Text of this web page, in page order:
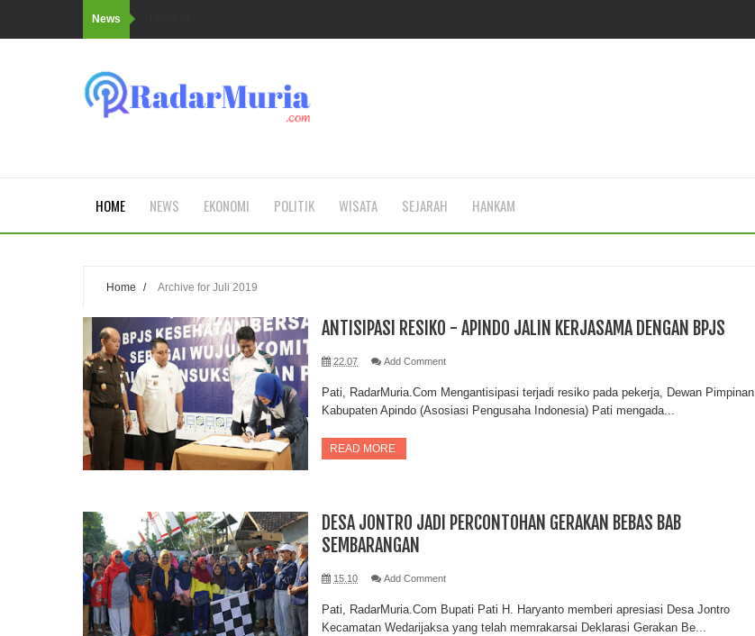
News
HOME NEWS EKONOMI POLITIK WISATA SEJARAH HANKAM
Home / Archive for Juli 2019
ANTISIPASI RESIKO - APINDO JALIN KERJASAMA DENGAN BPJS
22.07 Add Comment
Pati, RadarMuria.Com Mengantisipasi terjadi resiko pada pekerja, Dewan Pimpinan
Kabupaten Apindo (Asosiasi Pengusaha Indonesia) Pati mengada...
READ MORE
DESA JONTRO JADI PERCONTOHAN GERAKAN BEBAS BAB
SEMBARANGAN
15.10 Add Comment
Pati, RadarMuria.Com Bupati Pati H. Haryanto memberi apresiasi Desa Jontro
Kecamatan Wedarijaksa yang telah memrakarsai Deklarasi Gerakan Be...